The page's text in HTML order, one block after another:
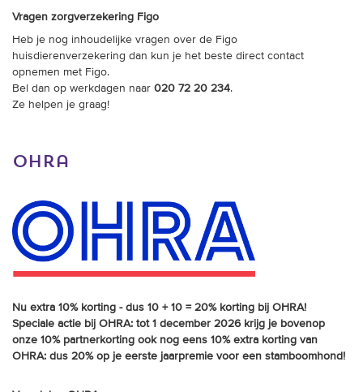
Vragen zorgverzekering Figo
Heb je nog inhoudelijke vragen over de Figo
huisdierenverzekering dan kun je het beste direct contact
opnemen met Figo.
Bel dan op werkdagen naar 020 72 20 234.
Ze helpen je graag!
ohra
Nu extra 10% korting - dus 10 + 10 = 20% korting bij OHRA!
Speciale actie bij OHRA: tot 1 december 2026 krijg je bovenop
onze 10% partnerkorting ook nog eens 10% extra korting van
OHRA: dus 20% op je eerste jaarpremie voor een stamboomhond!